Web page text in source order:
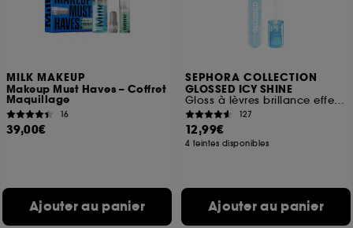
MILK MAKEUP
Makeup Must Haves – Coffret
Maquillage
16
39,00€
Ajouter au panier
SEPHORA COLLECTION
GLOSSED ICY SHINE
Gloss à lèvres brillance effet mouillé
127
12,99€
4 teintes disponibles
Ajouter au panier
Cookies fonctionnels :
il s’agit de cookies
permettant l’affichage et/ou la fourniture de
certaines fonctionnalités du site, tel que les
vous faire bénéficier de l’authentification
prolongée vous permettant d’accéder à votre
compte lors de votre prochaine visite sur le site
sans saisir à nouveau votre identifiant et mot de
A l'exception des cookies techniques, le dépôt et la
lecture de ces traceurs requiert votre accord. Vous
pouvez personnaliser vos choix concernant le dépôt